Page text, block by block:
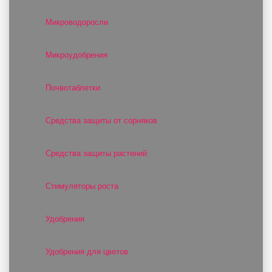
Микроводоросли
Микроудобрения
Почвотаблетки
Средства защиты от сорняков
Средства защиты растений
Стимуляторы роста
Удобрения
Удобрения для цветов